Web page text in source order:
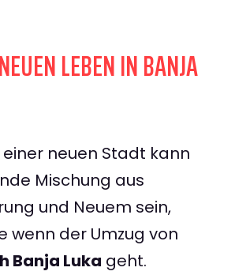
LEBEN IN BANJA
einer neuen Stadt kann
Mischung aus
und Neuem sein,
wenn der Umzug von
Banja Luka geht.